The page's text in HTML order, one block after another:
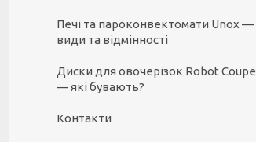
Печі та пароконвектомати Unox —
види та відмінності
Диски для овочерізок Robot Coupe
— які бувають?
Контакти